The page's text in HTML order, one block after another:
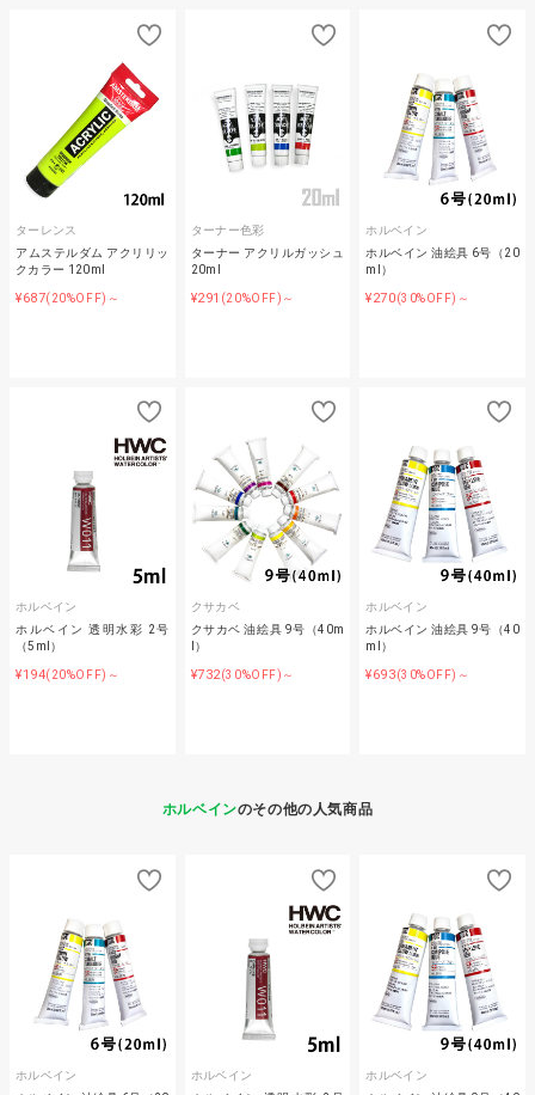
ターレンス
アムステルダム アクリリッ
クカラー 120ml
¥687(20%OFF)～
ターナー色彩
ターナー アクリルガッシュ
20ml
¥291 (20%OFF)～
ホルベイン
ホルベイン 油絵具 6号（20
ml）
¥270(30%OFF)～
ホルベイン
ホルベイン 透明水彩 2号
（5ml）
¥194(20%OFF)～
クサカベ
クサカベ 油絵具 9号（40m
l）
¥732(30%OFF)～
ホルベイン
ホルベイン 油絵具 9号（40
ml）
¥693(30%OFF)～
ホルベインのその他の人気商品
ホルベイン
ホルベイン
ホルベイン